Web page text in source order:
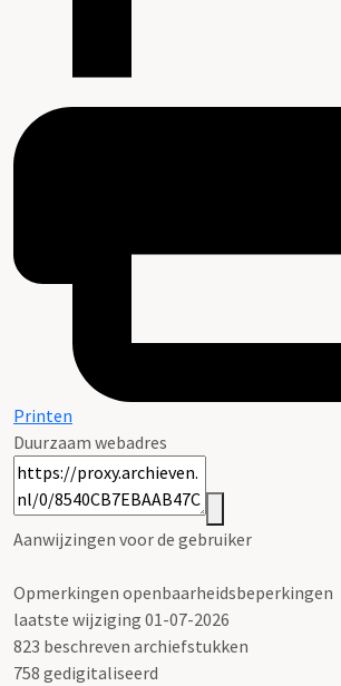
Printen
Duurzaam webadres
Aanwijzingen voor de gebruiker
Opmerkingen openbaarheidsbeperkingen
laatste wijziging 01-07-2026
823 beschreven archiefstukken
758 gedigitaliseerd